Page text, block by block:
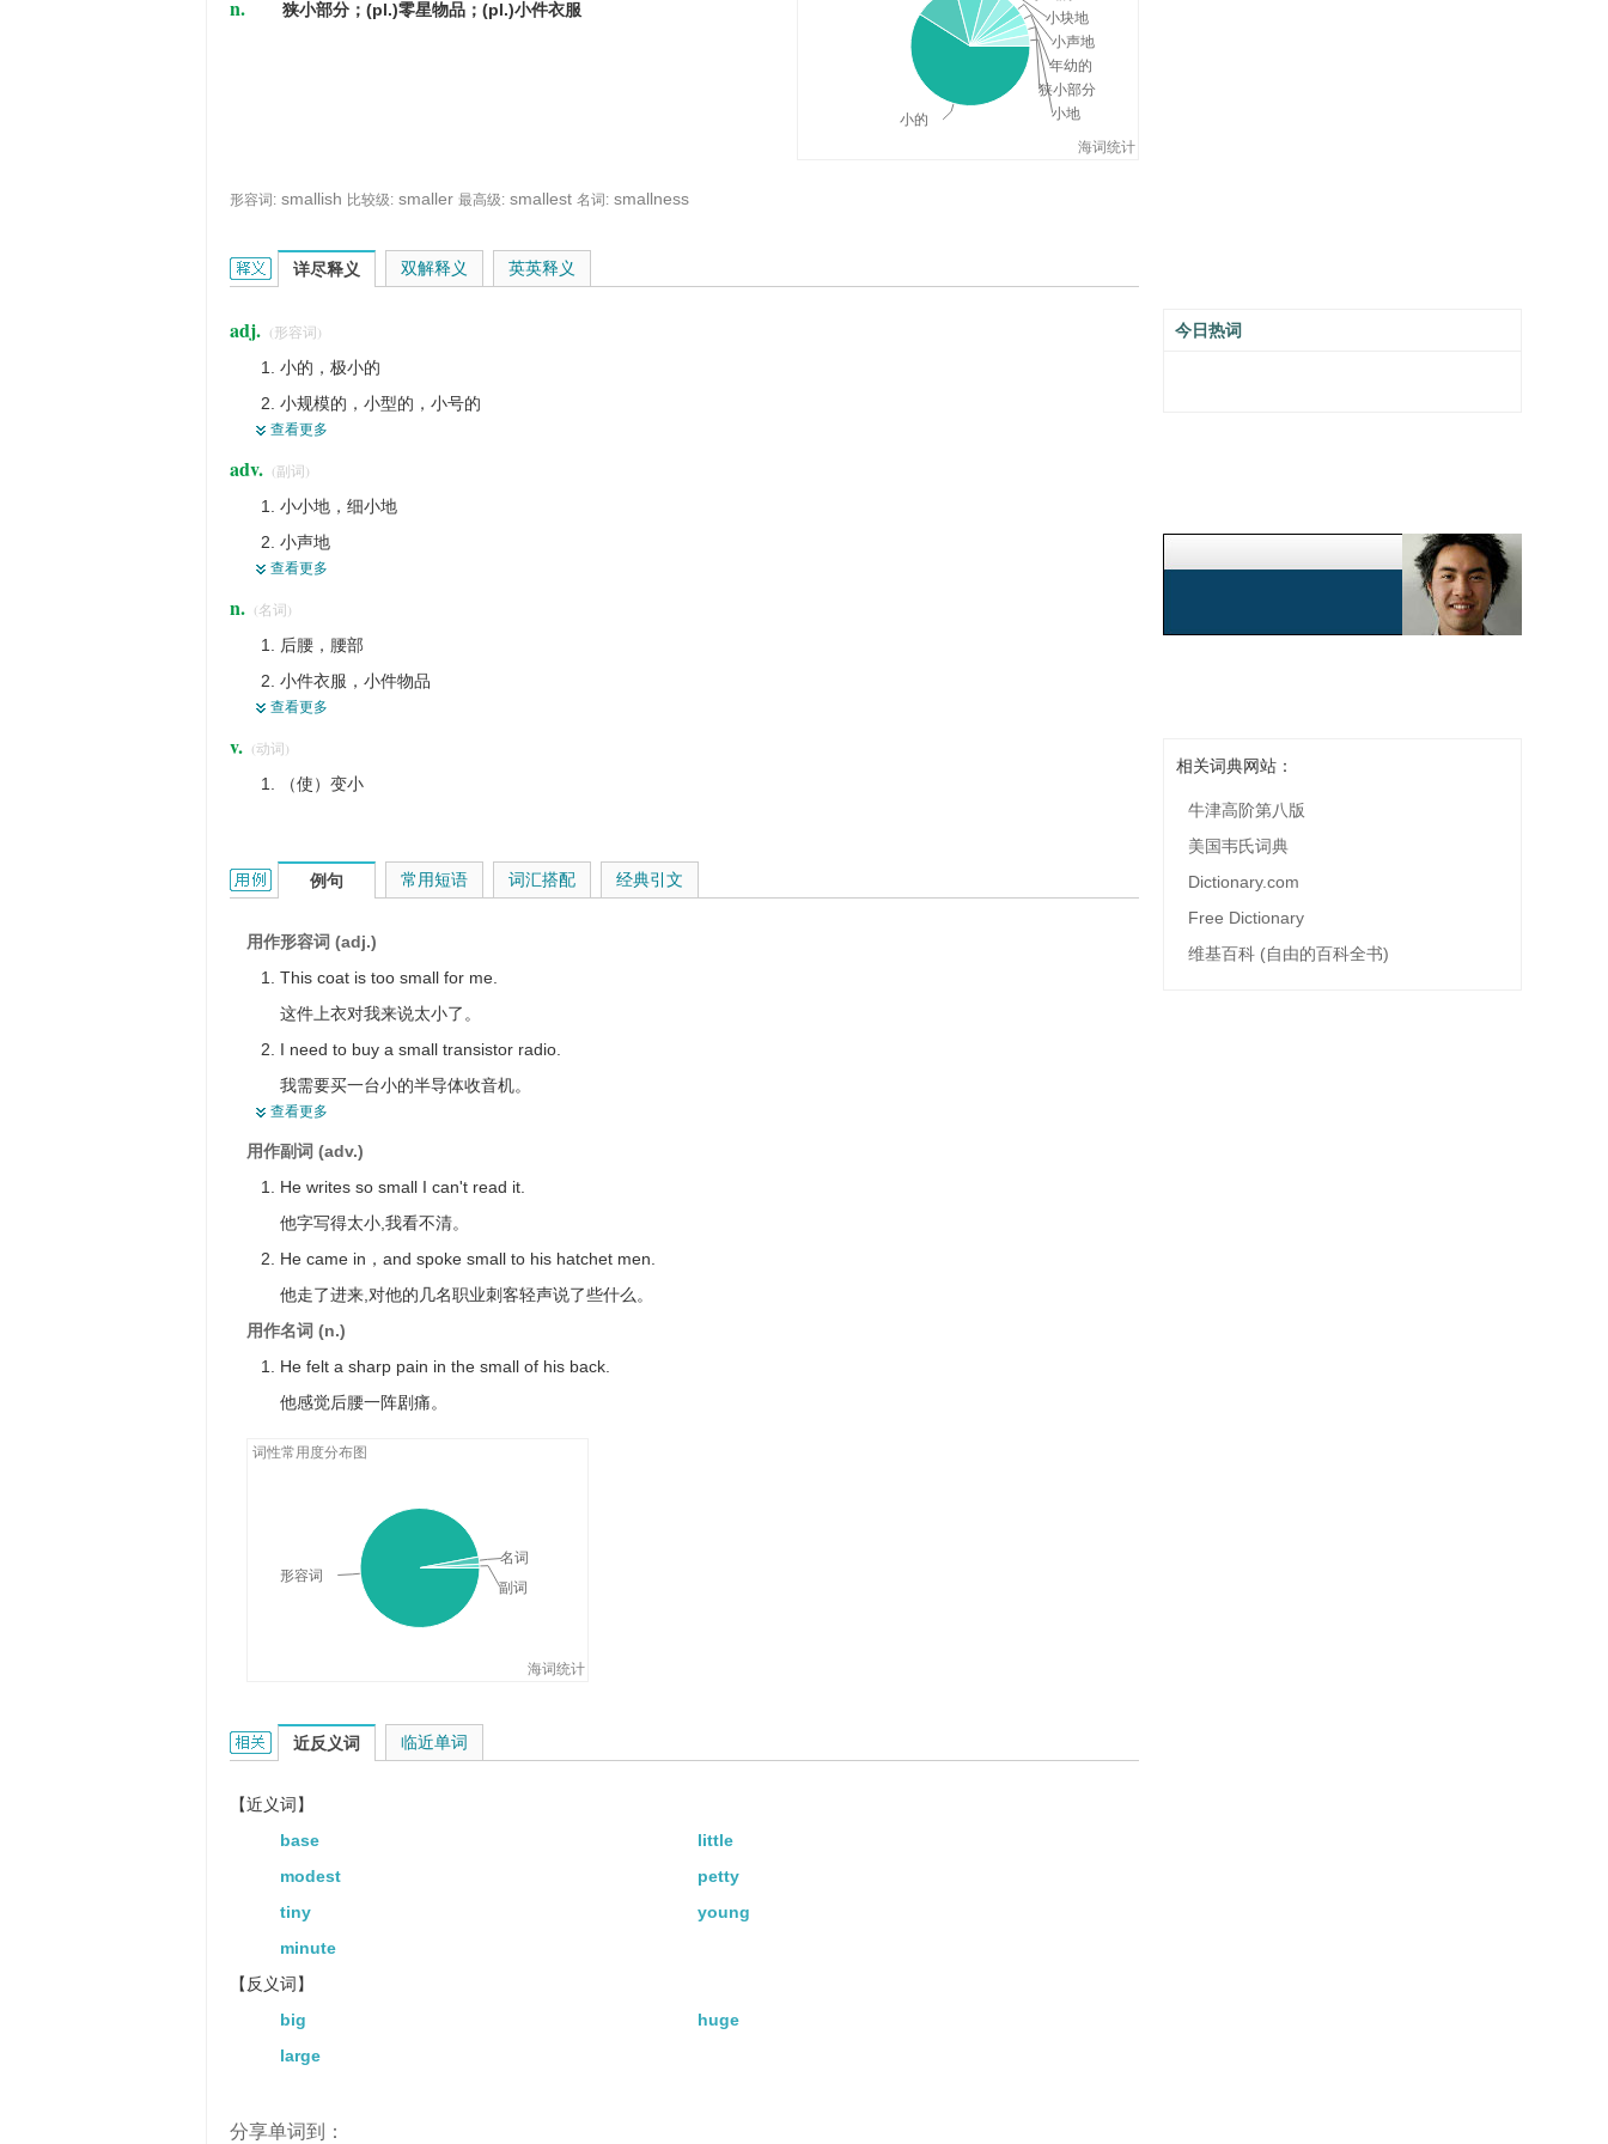
n. 狭小部分；(pl.)零星物品；(pl.)小件衣服
海词统计
小的
小块地
小声地
年幼的
狭小部分
小地
形容词: smallish 比较级: smaller 最高级: smallest 名词: smallness
small的英文翻译是什么意思，词典释义与在线翻译：
详尽释义
adj. (形容词)
小的，极小的
小规模的，小型的，小号的
些微的，琐细的
幼小的，年幼的
不重要的
小写的
小心眼儿的
不多的，少的
为情况不太坏而庆幸
吝啬的
查看更多
adv. (副词)
小小地，细小地
小声地
（成为）小块地
轻轻地
小气地
卑鄙地，轻蔑地
些微地
查看更多
n. (名词)
后腰，腰部
小件衣服，小件物品
细小部分，狭小部分
小物，小东西，琐碎东西，零星物品
身分低的人
幼小的动物
内衣裤，短裤
查看更多
v. (动词)
（使）变小
双解释义 英英释义
small的用法和样例：
例句
用作形容词 (adj.)
This coat is too small for me.
这件上衣对我来说太小了。
I need to buy a small transistor radio.
我需要买一台小的半导体收音机。
The penalty clause was hidden in the small print.
惩罚条款印在不起眼的小号字体部分。
She was born in Dominica in the Caribbean and came to Britain as a small child.
她出生在加勒比海的多米尼加共和国，年幼时来到英国。
I can't get by on such a small salary.
我薪水这么少无法生活。
His words had a small part in her decision making.
他的话在她作决定时只起了很少的作用。
He played a small part in the play.
他在这出戏里演一个小角色。
这个问题一点都不重要,都不值得讨论。
Many black slaves were flogged to death for quite a small fault.
许多黑奴因一点很小的过失而被鞭打致死。
It is small of her to wish for payment.
查看更多
用作副词 (adv.)
He writes so small I can't read it.
他字写得太小,我看不清。
He came in，and spoke small to his hatchet men.
他走了进来,对他的几名职业刺客轻声说了些什么。
用作名词 (n.)
He felt a sharp pain in the small of his back.
他感觉后腰一阵剧痛。
词性常用度分布图
海词统计
形容词
名词
副词
常用短语 词汇搭配 经典引文
small的相关资料：
近反义词
【近义词】
base
little
modest
petty
tiny
young
minute
【反义词】
big
huge
large
临近单词
分享单词到：
今日热词
相关词典网站：
牛津高阶第八版
美国韦氏词典
Dictionary.com
Free Dictionary
维基百科 (自由的百科全书)